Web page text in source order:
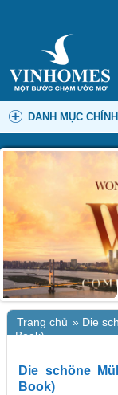
DANH MỤC CHÍNH
Trang chủ » Die
Book)
Die schöne
Book)